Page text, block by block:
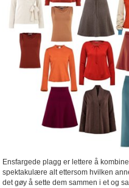
Ensfargede plagg er lettere å
spektakulære alt ettersom hvilken
det gøy å sette dem sammen i et og